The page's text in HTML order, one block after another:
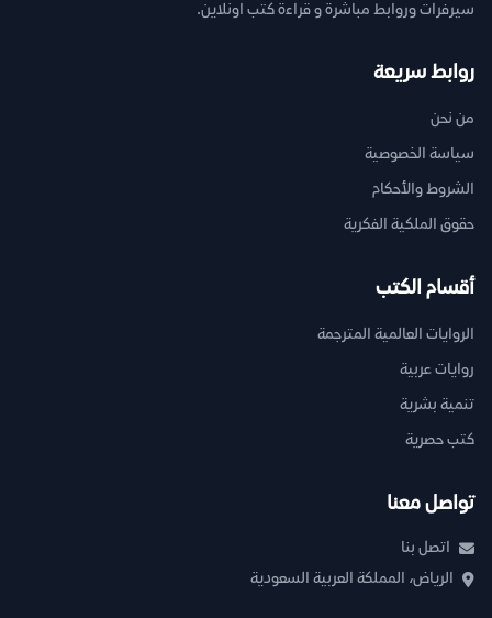
سيرفرات وروابط مباشرة و قراءة كتب اونلاين.
روابط سريعة
من نحن
سياسة الخصوصية
الشروط والأحكام
حقوق الملكية الفكرية
أقسام الكتب
الروايات العالمية المترجمة
روايات عربية
تنمية بشرية
كتب حصرية
تواصل معنا
اتصل بنا
الرياض، المملكة العربية السعودية